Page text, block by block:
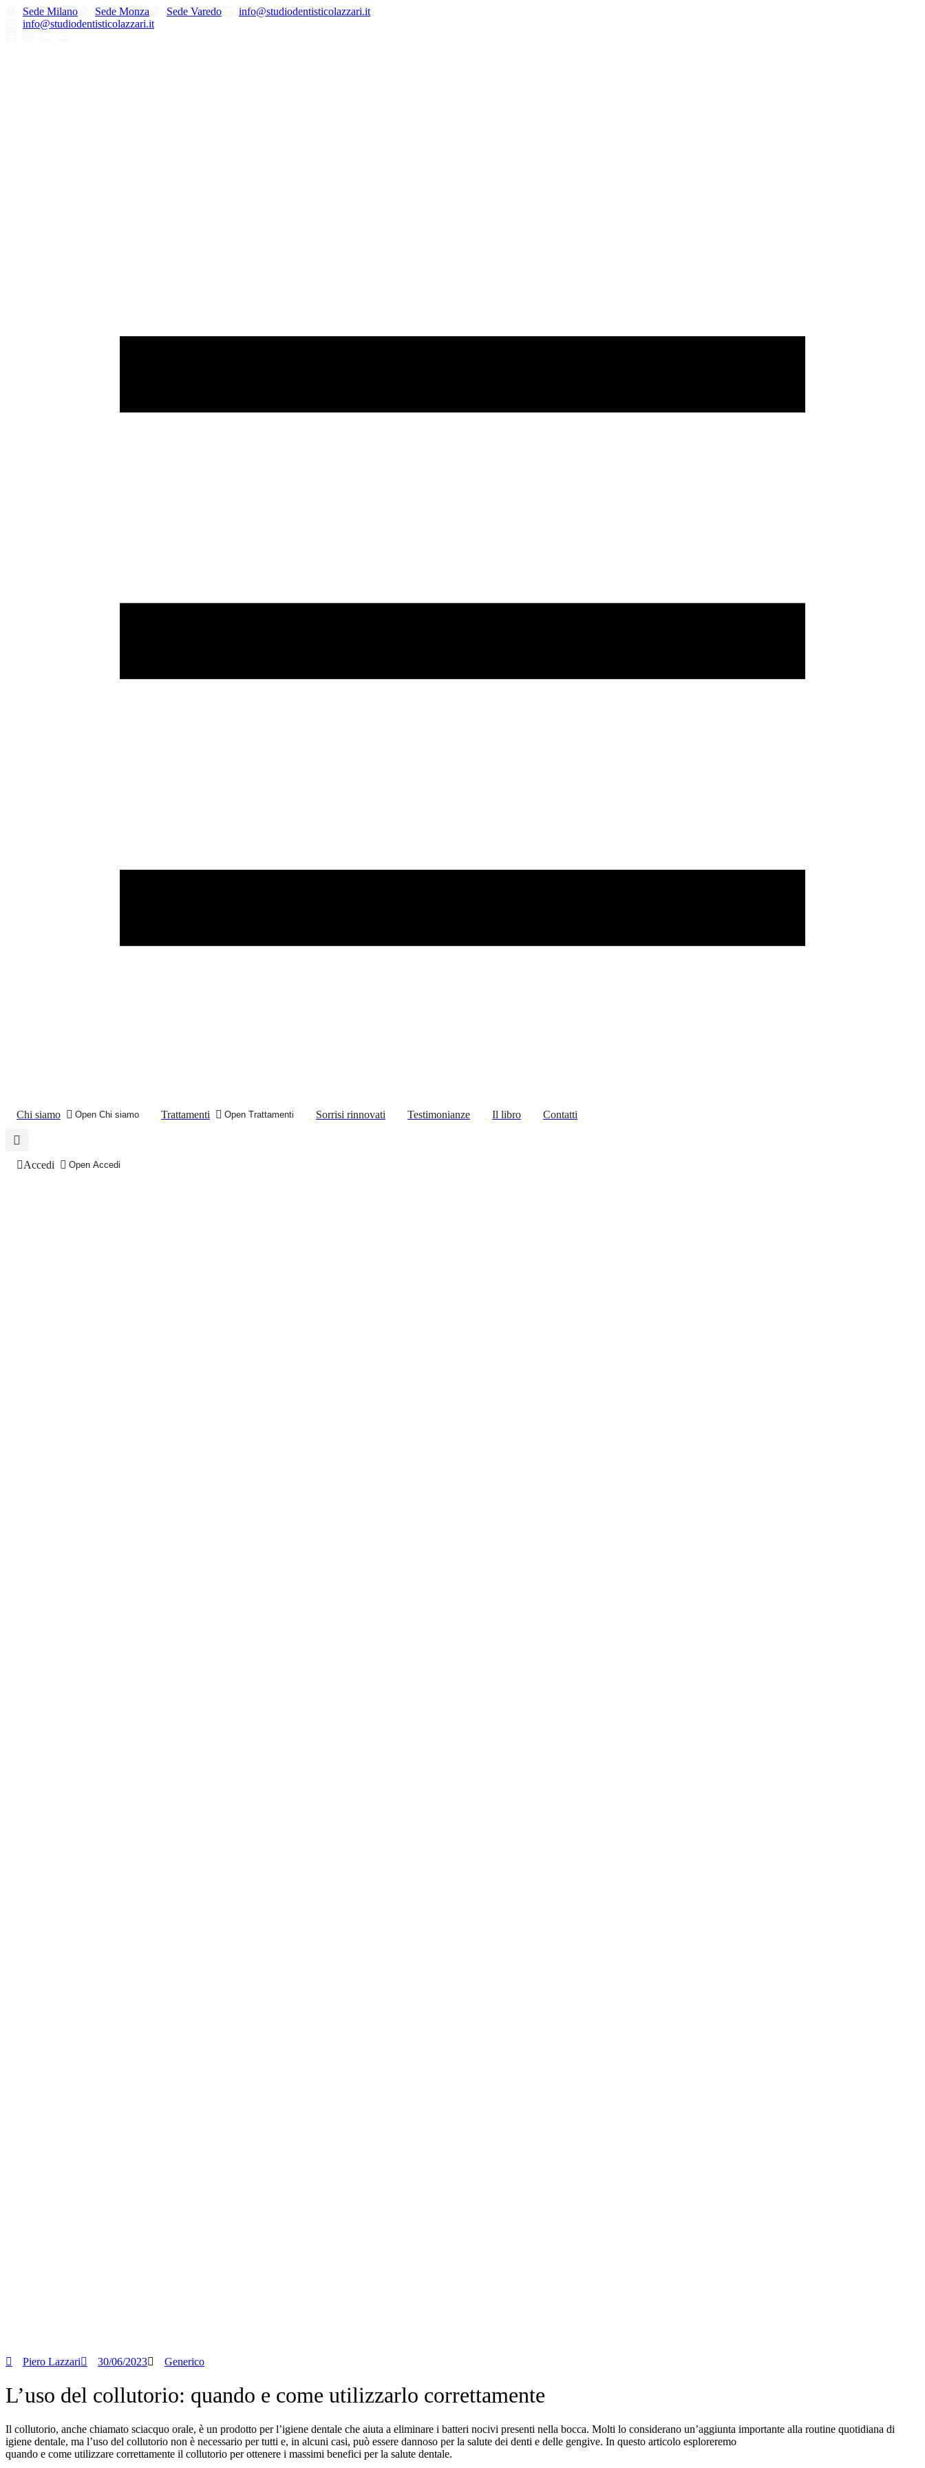
Sede Milano Sede Monza Sede Varedo
info@studiodentisticolazzari.it
info@studiodentisticolazzari.it
Chi siamo Open Chi siamo Trattamenti Open Trattamenti Sorrisi rinnovati Testimonianze Il libro Contatti
Accedi Open Accedi
Piero Lazzari 30/06/2023 Generico
L’uso del collutorio: quando e come utilizzarlo correttamente
Il collutorio, anche chiamato sciacquo orale, è un prodotto per l’igiene dentale che aiuta a eliminare i batteri nocivi presenti nella bocca. Molti lo considerano un’aggiunta importante alla routine quotidiana di
igiene dentale, ma l’uso del collutorio non è necessario per tutti e, in alcuni casi, può essere dannoso per la salute dei denti e delle gengive. In questo articolo esploreremo
quando e come utilizzare correttamente il collutorio per ottenere i massimi benefici per la salute dentale.